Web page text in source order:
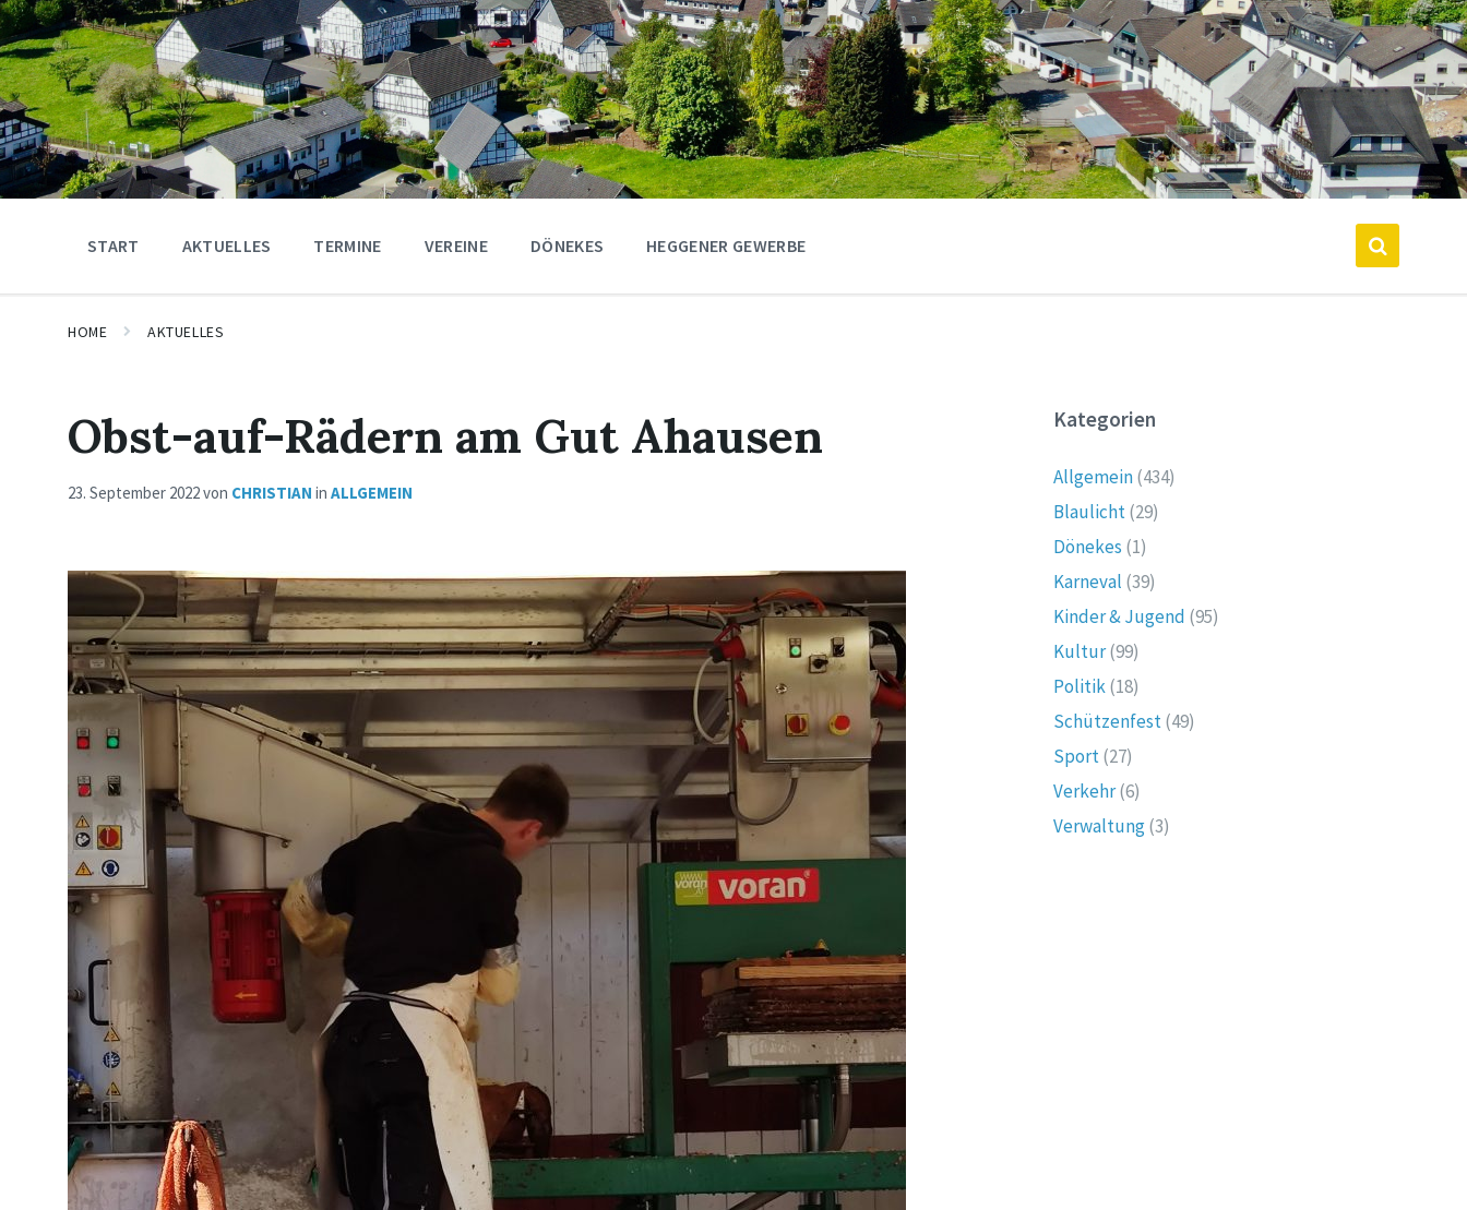
START AKTUELLES TERMINE VEREINE DÖNEKES HEGGENER GEWERBE
HOME AKTUELLES
Obst-auf-Rädern am Gut Ahausen
23. September 2022von CHRISTIAN in ALLGEMEIN
Kategorien
Allgemein(434)
Blaulicht(29)
Dönekes (1)
Karneval (39)
Kinder & Jugend (95)
Kultur(99)
Politik(18)
Schützenfest(49)
Sport(27)
Verkehr(6)
Verwaltung(3)